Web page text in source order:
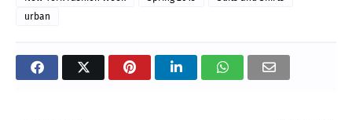
urban